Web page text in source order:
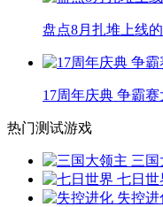
盘点8月扎堆上线
17周年庆典 争霸
热门测试游戏
三国
七日世
失控进